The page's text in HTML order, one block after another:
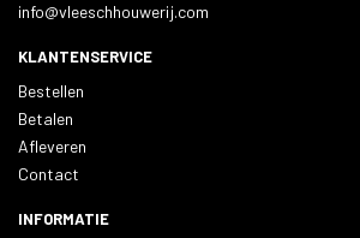
info@vleeschhouwerij.com
KLANTENSERVICE
Bestellen
Betalen
Afleveren
Contact
INFORMATIE